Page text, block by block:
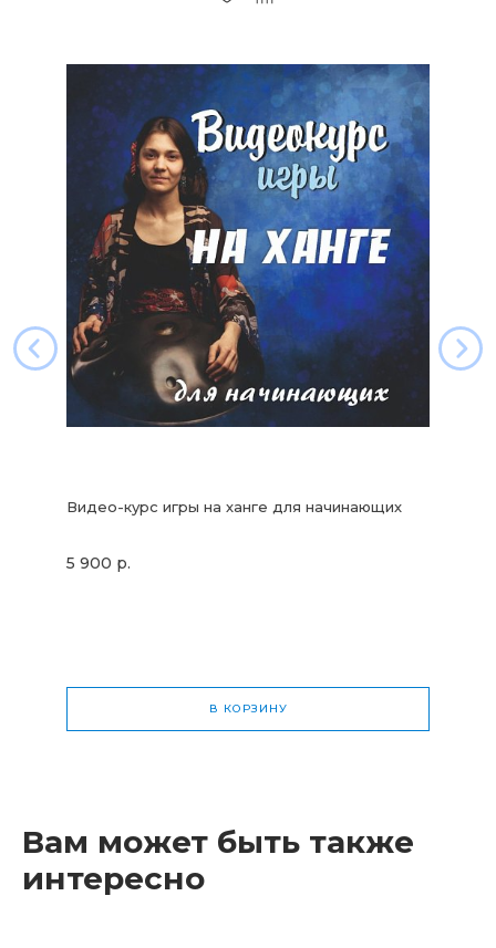
Видео-курс игры на ханге для начинающих
5 900 р.
В КОРЗИНУ
Вам может быть также
интересно